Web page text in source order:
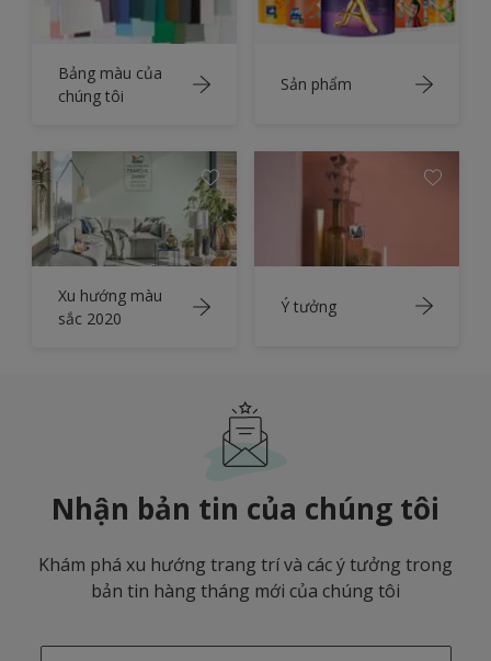
Bảng màu của
chúng tôi
Sản phẩm
Xu hướng màu
sắc 2020
Ý tưởng
Nhận bản tin của chúng tôi
Khám phá xu hướng trang trí và các ý tưởng trong
bản tin hàng tháng mới của chúng tôi